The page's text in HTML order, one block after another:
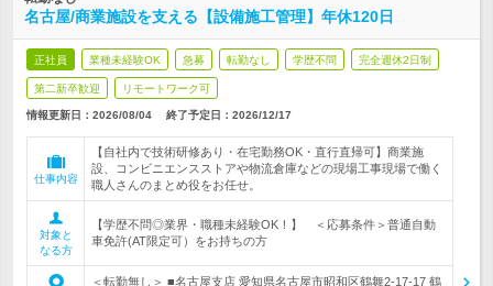
名古屋/商業施設を支える【設備施工管理】年休120日
正社員 業種未経験OK 急募 転勤なし 学歴不問 完全週休2日制
第二新卒歓迎 リモートワーク可
情報更新日：2026/08/04 終了予定日： 2026/12/17
仕事内容
【自社内で技術研修あり・在宅勤務OK・直行直帰可】商業施
設、コンビニエンスストアや物流倉庫などの現場工事現場で働く
職人さんのまとめ役をお任せ。
対象と
なる方
【学歴不問◎業界・職種未経験OK！】 ＜応募条件＞普通自動
車免許(AT限定可）をお持ちの方
＜転勤無し＞ ■名古屋支店 愛知県名古屋市昭和区鶴舞2-17-17 鶴